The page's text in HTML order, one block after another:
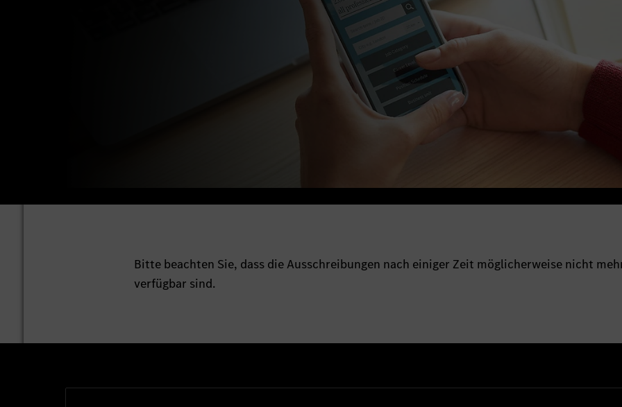
Bitte beachten Sie, dass die Ausschreibungen nach einiger Zeit möglicherweise nicht
verfügbar sind.